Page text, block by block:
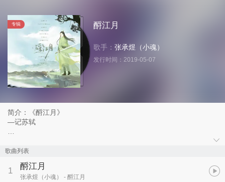
专辑 酹江月
歌手： 张承煜（小魂）
发行时间： 2019-05-07
简介：《酹江月》
—记苏轼
作曲/和声编写：Sabrina
作词：未见钗头凤
演唱/和声：小魂
歌曲列表
1 酹江月
张承煜（小魂） - 酹江月